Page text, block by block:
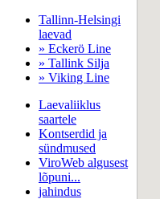
Tallinn-Helsingi
laevad
» Eckerö Line
» Tallink Silja
» Viking Line
Laevaliiklus
saartele
Kontserdid ja
sündmused
ViroWeb algusest
lõpuni...
jahindus